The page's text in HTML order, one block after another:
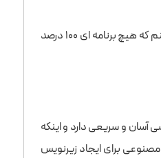
ویدئو مورد نظر را در zeemo آپلود کنید و این اپلیکیشن می‌تواند زیرنویس ها را به ۱۶ زبان مختلف اضافه کند. و باید اضافه کنم که هیچ برنامه ای ۱۰۰ درصد
و سریعی دارد و اینکه
برای ایجاد زیرنویس